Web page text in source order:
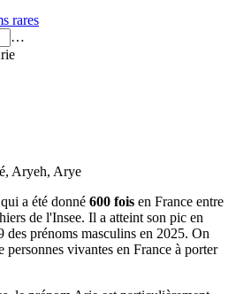
rares
…
Aryeh, Arye
qui a été donné 600 fois en France entre
de l'Insee. Il a atteint son pic en
des prénoms masculins en 2025. On
personnes vivantes en France à porter